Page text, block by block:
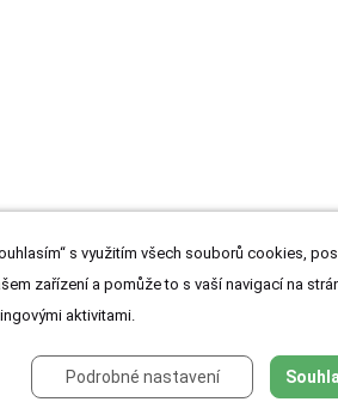
s využitím všech souborů cookies,
zařízení a pomůže to s vaší navigací na
aktivitami.
Podrobné nastavení